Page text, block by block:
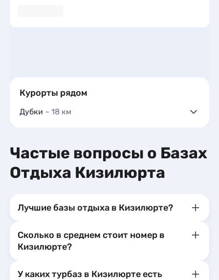
Курорты рядом
Дубки ~ 18 км
Частые вопросы о Базах
Отдыха Кизилюрта
Лучшие базы отдыха в Кизилюрте?
Сколько в среднем стоит номер в
Кизилюрте?
У каких турбаз в Кизилюрте есть